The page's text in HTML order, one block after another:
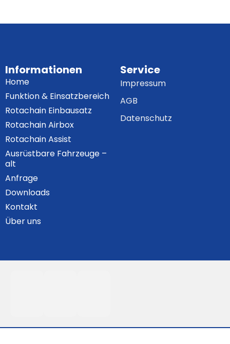
Informationen
Home
Funktion & Einsatzbereich
Rotachain Einbausatz
Rotachain Airbox
Rotachain Assist
Ausrüstbare Fahrzeuge –
alt
Anfrage
Downloads
Kontakt
Über uns
Service
Impressum
AGB
Datenschutz